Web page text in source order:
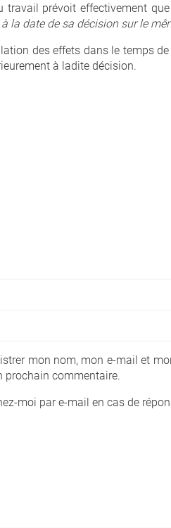
travail prévoit effectivement
la date de sa décision sur le
des effets dans le temps
à ladite décision.
mon nom, mon e-mail et
prochain commentaire.
moi par e-mail en cas de